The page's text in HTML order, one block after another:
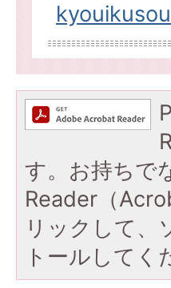
す。お持ちで
Reader（
リックして、
トールしてく